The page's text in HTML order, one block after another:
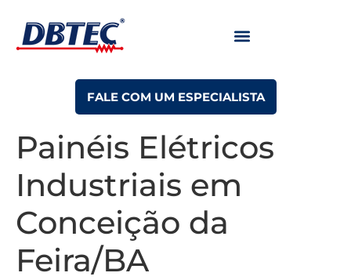
FALE COM UM ESPECIALISTA
Painéis Elétricos
Industriais em
Conceição da
Feira/BA